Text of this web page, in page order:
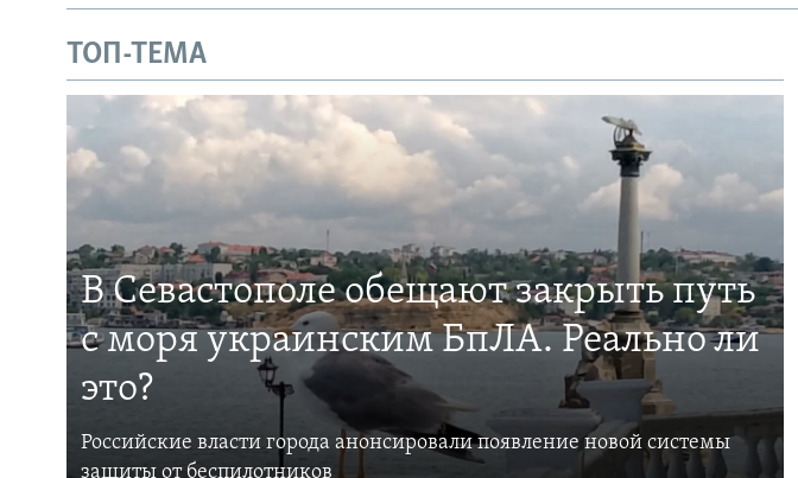
ТОП-ТЕМА
В Севастополе обещают закрыть путь
с моря украинским БпЛА. Реально ли
это?
Российские власти города анонсировали появление новой системы
защиты от беспилотников